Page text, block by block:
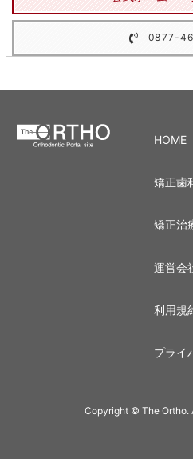
0877-
HOME
矯正歯
矯正治
運営会
利用規
プライ
Copyright © The Ortho.